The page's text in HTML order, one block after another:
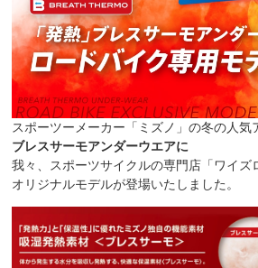
スポーツーメーカー「ミズノ」の冬の人気
ブレスサーモアンダーウエアに
我々、スポーツサイクルの専門店「ワイズ
オリジナルモデルが登場いたしました。